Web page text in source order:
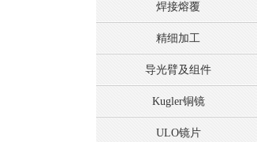
焊接熔覆
精细加工
导光臂及组件
Kugler铜镜
ULO镜片